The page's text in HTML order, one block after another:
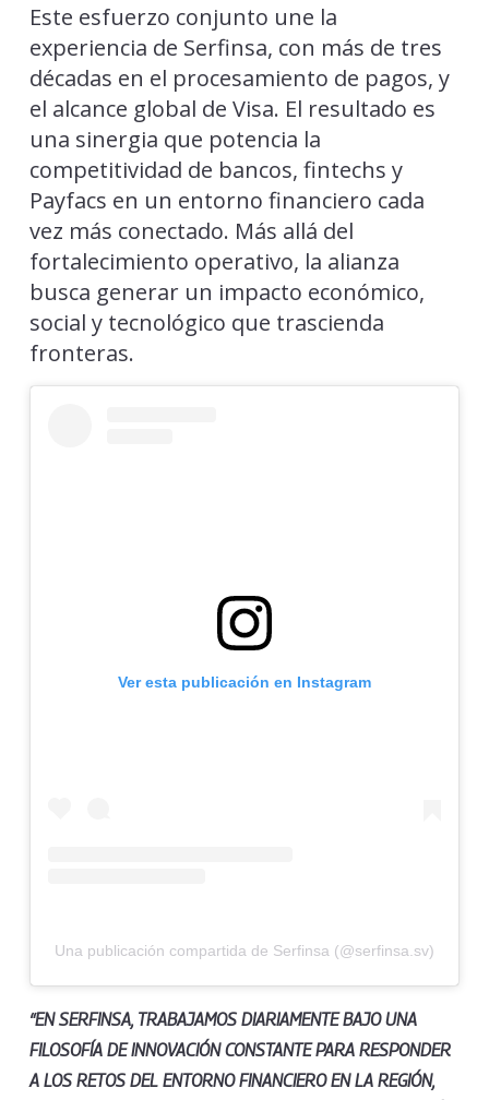
Este esfuerzo conjunto une la
experiencia de Serfinsa, con más de tres
décadas en el procesamiento de pagos, y
el alcance global de Visa. El resultado es
una sinergia que potencia la
competitividad de bancos, fintechs y
Payfacs en un entorno financiero cada
vez más conectado. Más allá del
fortalecimiento operativo, la alianza
busca generar un impacto económico,
social y tecnológico que trascienda
fronteras.
Ver esta publicación en Instagram
Una publicación compartida de Serfinsa (@serfinsa.sv)
“EN SERFINSA, TRABAJAMOS DIARIAMENTE BAJO UNA
FILOSOFÍA DE INNOVACIÓN CONSTANTE PARA RESPONDER
A LOS RETOS DEL ENTORNO FINANCIERO EN LA REGIÓN,